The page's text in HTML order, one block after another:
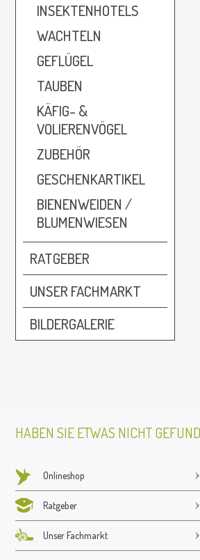
INSEKTENHOTELS
WACHTELN
GEFLÜGEL
TAUBEN
KÄFIG- &
VOLIERENVÖGEL
ZUBEHÖR
GESCHENKARTIKEL
BIENENWEIDEN /
BLUMENWIESEN
RATGEBER
UNSER FACHMARKT
BILDERGALERIE
HABEN SIE ETWAS NICHT
Onlineshop
Ratgeber
Unser Fachmarkt